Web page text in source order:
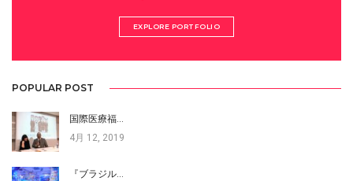
EXPLORE PORTFOLIO
POPULAR POST
国際医療福…
4月 12, 2019
『ブラジル…